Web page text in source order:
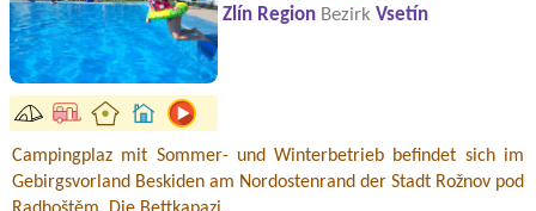
Zlín Region Bezirk Vsetín
Campingplaz mit Sommer- und Winterbetrieb befindet sich im
Gebirgsvorland Beskiden am Nordostenrand der Stadt Rožnov pod